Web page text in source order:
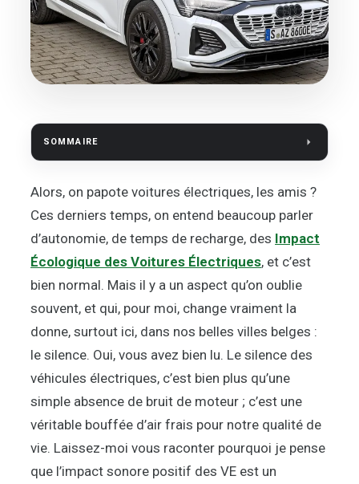
SOMMAIRE
Alors, on papote voitures électriques, les amis ?
Ces derniers temps, on entend beaucoup parler
d’autonomie, de temps de recharge, des Impact
Écologique des Voitures Électriques, et c’est
bien normal. Mais il y a un aspect qu’on oublie
souvent, et qui, pour moi, change vraiment la
donne, surtout ici, dans nos belles villes belges :
le silence. Oui, vous avez bien lu. Le silence des
véhicules électriques, c’est bien plus qu’une
simple absence de bruit de moteur ; c’est une
véritable bouffée d’air frais pour notre qualité de
vie. Laissez-moi vous raconter pourquoi je pense
que l’impact sonore positif des VE est un